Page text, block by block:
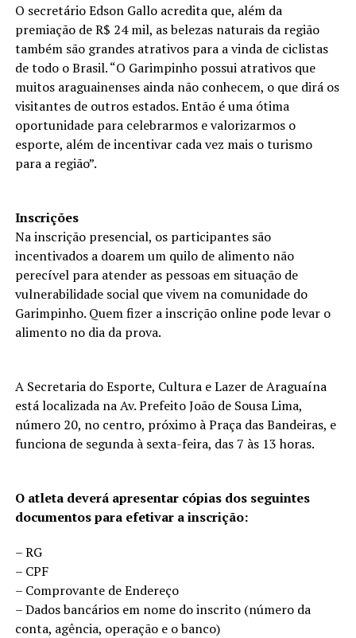
O secretário Edson Gallo acredita que, além da
premiação de R$ 24 mil, as belezas naturais da região
também são grandes atrativos para a vinda de ciclistas
de todo o Brasil. “O Garimpinho possui atrativos que
muitos araguainenses ainda não conhecem, o que dirá os
visitantes de outros estados. Então é uma ótima
oportunidade para celebrarmos e valorizarmos o
esporte, além de incentivar cada vez mais o turismo
para a região”.
Inscrições
Na inscrição presencial, os participantes são
incentivados a doarem um quilo de alimento não
perecível para atender as pessoas em situação de
vulnerabilidade social que vivem na comunidade do
Garimpinho. Quem fizer a inscrição online pode levar o
alimento no dia da prova.
A Secretaria do Esporte, Cultura e Lazer de Araguaína
está localizada na Av. Prefeito João de Sousa Lima,
número 20, no centro, próximo à Praça das Bandeiras, e
funciona de segunda à sexta-feira, das 7 às 13 horas.
O atleta deverá apresentar cópias dos seguintes
documentos para efetivar a inscrição:
– RG
– CPF
– Comprovante de Endereço
– Dados bancários em nome do inscrito (número da
conta, agência, operação e o banco)